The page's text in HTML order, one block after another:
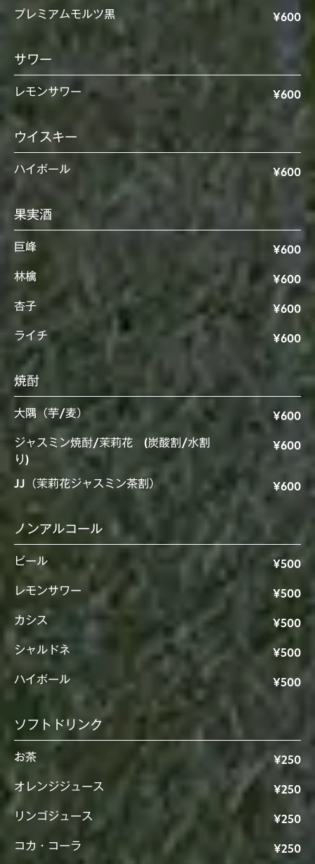
プレミアムモルツ黒
¥600
サワー
レモンサワー ¥600
ウイスキー
ハイボール ¥600
果実酒
巨峰
¥600
林檎
¥600
杏子
¥600
ライチ
¥600
焼酎
大隅（芋/麦）
¥600
ジャスミン焼酎/茉莉花 (炭酸割/水割
り)
¥600
JJ（茉莉花ジャスミン茶割） ¥600
ノンアルコール
ビール
¥500
レモンサワー
¥500
カシス
¥500
シャルドネ
¥500
ハイボール
¥500
ソフトドリンク
お茶
¥250
オレンジジュース
¥250
リンゴジュース
¥250
コカ・コーラ
¥250